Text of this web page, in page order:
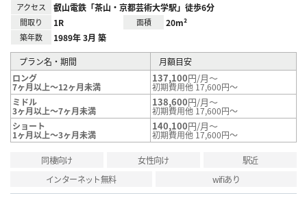
アクセス 叡山電鉄「茶山・京都芸術大学駅」徒歩6分
間取り 1R 面積 20m²
築年数 1989年 3月 築
プラン名・期間
月額目安
ロング
7ヶ月以上～12ヶ月未満
137,100円/月～
初期費用他 17,600円～
ミドル
3ヶ月以上～7ヶ月未満
138,600円/月～
初期費用他 17,600円～
ショート
1ヶ月以上～3ヶ月未満
140,100円/月～
初期費用他 17,600円～
同棲向け 女性向け
駅近
インターネット無料
wifiあり